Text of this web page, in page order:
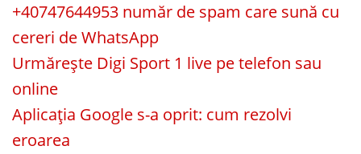
+40747644953 număr de spam care sună cu
cereri de WhatsApp
Urmărește Digi Sport 1 live pe telefon sau
online
Aplicația Google s-a oprit: cum rezolvi
eroarea